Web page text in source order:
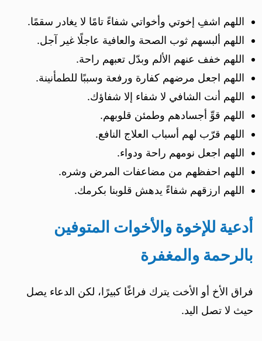
اللهم اشفِ إخوتي وأخواتي شفاءً تامًا لا يغادر سقمًا.
اللهم ألبسهم ثوب الصحة والعافية عاجلًا غير آجل.
اللهم خفف عنهم الألم وبدّل تعبهم راحة.
اللهم اجعل مرضهم كفارة ورفعة وسببًا للطمأنينة.
اللهم أنت الشافي لا شفاء إلا شفاؤك.
اللهم قوِّ أجسادهم وطمئن قلوبهم.
اللهم قرّب لهم أسباب العلاج النافع.
اللهم اجعل نومهم راحة ودواء.
اللهم احفظهم من مضاعفات المرض وشره.
اللهم ارزقهم شفاءً يدهش قلوبنا بكرمك.
أدعية للإخوة والأخوات المتوفين
بالرحمة والمغفرة
فراق الأخ أو الأخت يترك فراغًا كبيرًا، لكن الدعاء يصل
حيث لا تصل اليد.